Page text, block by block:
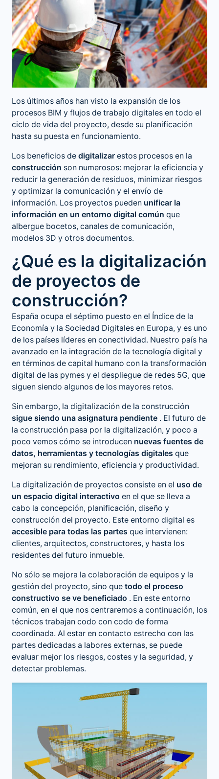
Los últimos años han visto la expansión de los
procesos BIM y flujos de trabajo digitales en todo el
ciclo de vida del proyecto, desde su planificación
hasta su puesta en funcionamiento.
Los beneficios de digitalizar estos procesos en la
construcción son numerosos: mejorar la eficiencia y
reducir la generación de residuos, minimizar riesgos
y optimizar la comunicación y el envío de
información. Los proyectos pueden unificar la
información en un entorno digital común que
albergue bocetos, canales de comunicación,
modelos 3D y otros documentos.
¿Qué es la digitalización
de proyectos de
construcción?
España ocupa el séptimo puesto en el Índice de la
Economía y la Sociedad Digitales en Europa, y es uno
de los países líderes en conectividad. Nuestro país ha
avanzado en la integración de la tecnología digital y
en términos de capital humano con la transformación
digital de las pymes y el despliegue de redes 5G, que
siguen siendo algunos de los mayores retos.
Sin embargo, la digitalización de la construcción
sigue siendo una asignatura pendiente . El futuro de
la construcción pasa por la digitalización, y poco a
poco vemos cómo se introducen nuevas fuentes de
datos, herramientas y tecnologías digitales que
mejoran su rendimiento, eficiencia y productividad.
La digitalización de proyectos consiste en el uso de
un espacio digital interactivo en el que se lleva a
cabo la concepción, planificación, diseño y
construcción del proyecto. Este entorno digital es
accesible para todas las partes que intervienen:
clientes, arquitectos, constructores, y hasta los
residentes del futuro inmueble.
No sólo se mejora la colaboración de equipos y la
gestión del proyecto, sino que todo el proceso
constructivo se ve beneficiado . En este entorno
común, en el que nos centraremos a continuación, los
técnicos trabajan codo con codo de forma
coordinada. Al estar en contacto estrecho con las
partes dedicadas a labores externas, se puede
evaluar mejor los riesgos, costes y la seguridad, y
detectar problemas.